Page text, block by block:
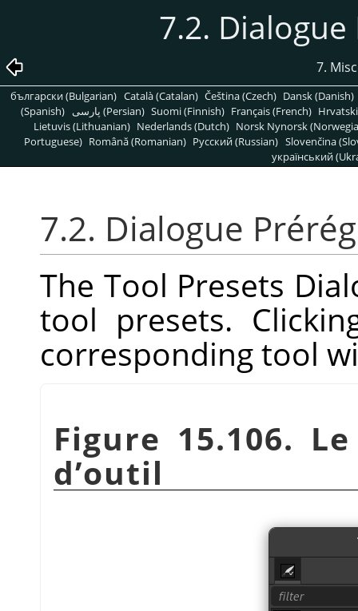
7.2. Dialogue
7.
български (Bulgarian) Català (Catalan) Čeština (Czech) Dansk (Danish)
(Spanish)
پارسی (Persian) Suomi (Finnish) Français (French)
Lietuvis (Lithuanian) Nederlands (Dutch) Norsk Nynorsk
Portuguese) Română (Romanian) Pусский (Russian) Slovenčina
український
7.2. Dialogue
The Tool Presets
tool presets.
corresponding tool
Figure 15.106.
d’outil